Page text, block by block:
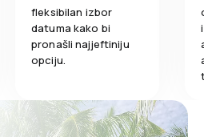
fleksibilan izbor
datuma kako bi
pronašli najjeftiniju
opciju.